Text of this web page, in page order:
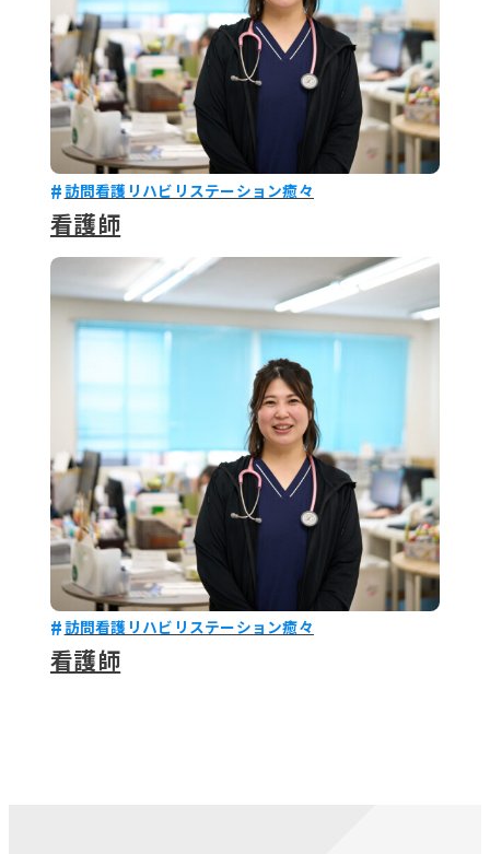
訪問看護リハビリステーション癒々
看護師
訪問看護リハビリステーション癒々
看護師